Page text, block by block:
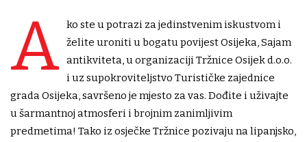
A
ko ste u potrazi za jedinstvenim iskustvom i
želite uroniti u bogatu povijest Osijeka, Sajam
antikviteta, u organizaciji Tržnice Osijek d.o.o.
i uz supokroviteljstvo Turističke zajednice
grada Osijeka, savršeno je mjesto za vas. Dođite i uživajte
u šarmantnoj atmosferi i brojnim zanimljivim
predmetima! Tako iz osječke Tržnice pozivaju na lipanjsko,